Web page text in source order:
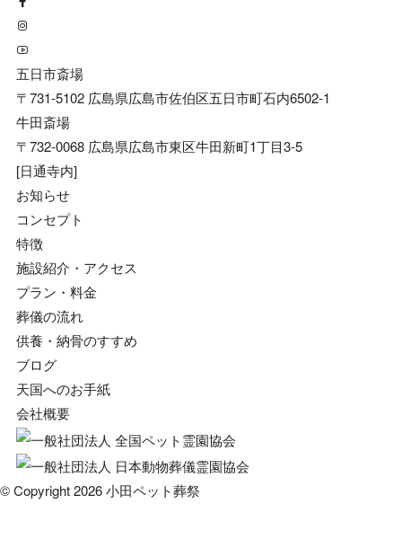
五日市斎場
〒731-5102 広島県広島市佐伯区五日市町石内6502-1
牛田斎場
〒732-0068 広島県広島市東区牛田新町1丁目3-5
[日通寺内]
お知らせ
コンセプト
特徴
施設紹介・アクセス
プラン・料金
葬儀の流れ
供養・納骨のすすめ
ブログ
天国へのお手紙
会社概要
© Copyright 2026 小田ペット葬祭